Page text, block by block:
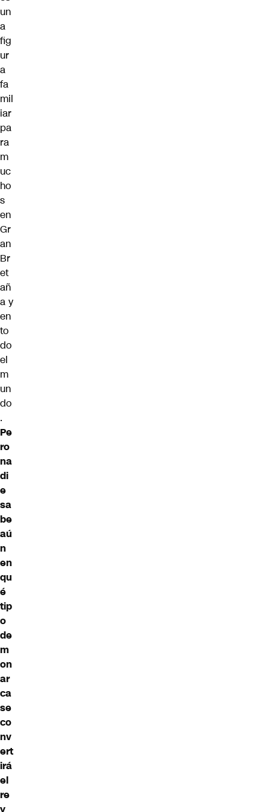
un
a
fig
ur
a
fa
mil
iar
pa
ra
m
uc
ho
s
en
Gr
an
Br
et
añ
a y
en
to
do
el
m
un
do
.
Pe
ro
na
di
e
sa
be
aú
n
en
qu
é
tip
o
de
m
on
ar
ca
se
co
nv
ert
irá
el
re
y